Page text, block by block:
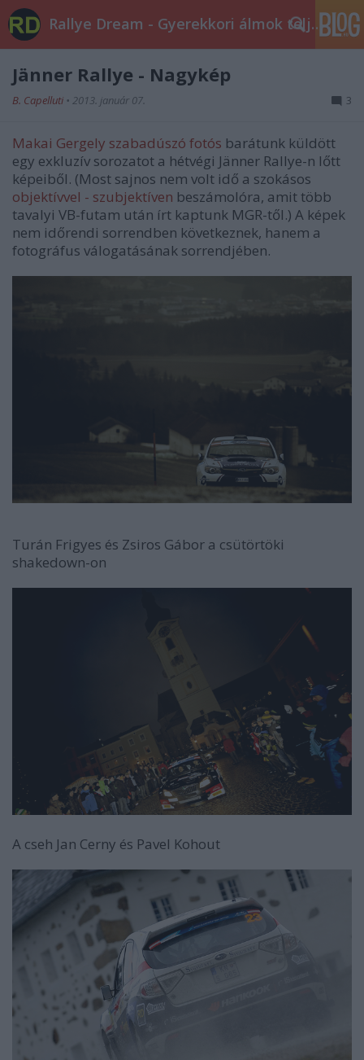
Rallye Dream - Gyerekkori álmok teljesüljetek!
Jänner Rallye - Nagykép
B. Capelluti • 2013. január 07. 3
Makai Gergely szabadúszó fotós barátunk küldött
egy exkluzív sorozatot a hétvégi Jänner Rallye-n lőtt
képeiből. (Most sajnos nem volt idő a szokásos
objektívvel - szubjektíven beszámolóra, amit több
tavalyi VB-futam után írt kaptunk MGR-től.) A képek
nem időrendi sorrendben következnek, hanem a
fotográfus válogatásának sorrendjében.
Turán Frigyes és Zsiros Gábor a csütörtöki
shakedown-on
A cseh Jan Cerny és Pavel Kohout